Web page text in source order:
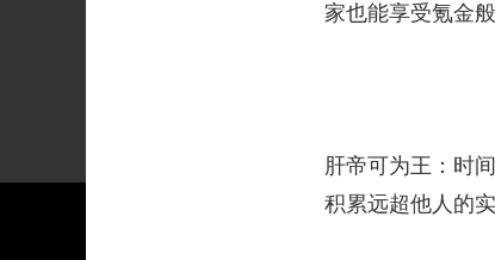
家也能享受氪金
肝帝可为王：时
积累远超他人的